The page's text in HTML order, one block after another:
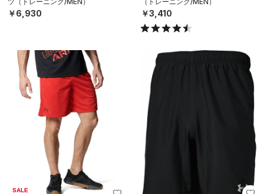
￥6,930 ￥3,410
SALE